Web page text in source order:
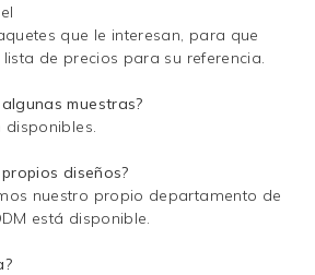
que le interesan, para que
de precios para su referencia.
muestras?
disponibles.
diseños?
nuestro propio departamento de
está disponible.